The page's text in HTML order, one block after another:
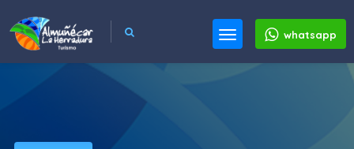
whatsapp